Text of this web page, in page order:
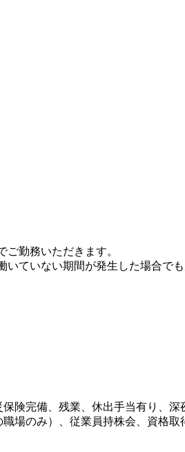
勤務いただきます。
ていない期間が発生した場合で
険完備、残業、休出手当有り、深
場のみ）、従業員持株会、資格取